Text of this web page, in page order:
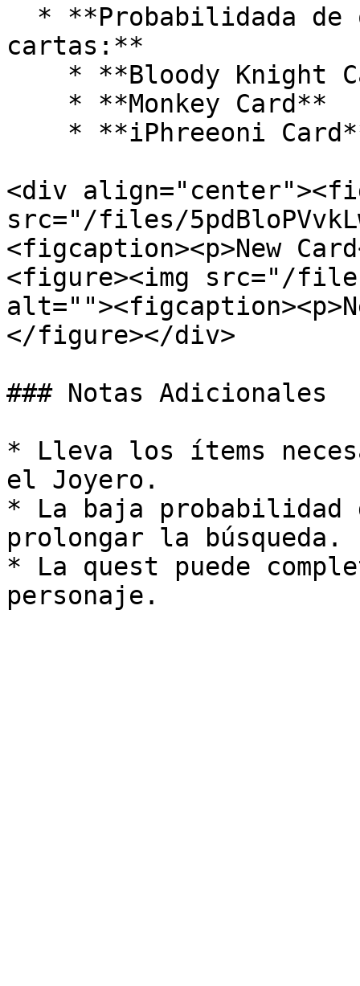
cartas:**
<div
src="/files/
<figcaption><p>New
<figure><img src="/files/
</figure></div>
### Notas Adicionales
* Lleva los ítems
el Joyero.
* La baja probabilidad
prolongar la búsqueda.
* La quest puede